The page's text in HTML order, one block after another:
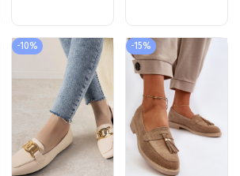
-10% -15%